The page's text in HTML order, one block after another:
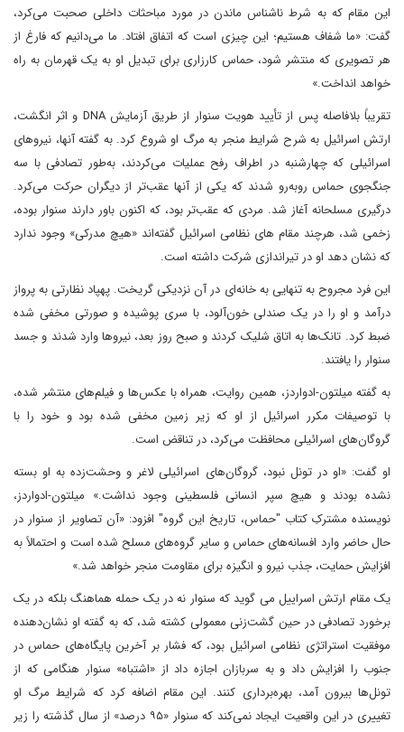
این مقام که به شرط ناشناس ماندن در مورد مباحثات داخلی صحبت می‌کرد،
گفت: «ما شفاف هستیم؛ این چیزی است که اتفاق افتاد. ما می‌دانیم که فارغ از
هر تصویری که منتشر شود، حماس کارزاری برای تبدیل او به یک قهرمان به راه
خواهد انداخت.»
تقریباً بلافاصله پس از تأیید هویت سنوار از طریق آزمایش DNA و اثر انگشت،
ارتش اسرائیل به شرح شرایط منجر به مرگ او شروع کرد. به گفته آنها، نیروهای
اسرائیلی که چهارشنبه در اطراف رفح عملیات می‌کردند، به‌طور تصادفی با سه
جنگجوی حماس روبه‌رو شدند که یکی از آنها عقب‌تر از دیگران حرکت می‌کرد.
درگیری مسلحانه آغاز شد. مردی که عقب‌تر بود، که اکنون باور دارند سنوار بوده،
زخمی شد، هرچند مقام های نظامی اسرائیل گفته‌اند «هیچ مدرکی» وجود ندارد
که نشان دهد او در تیراندازی شرکت داشته است.
این فرد مجروح به تنهایی به خانه‌ای در آن نزدیکی گریخت. پهپاد نظارتی به پرواز
درآمد و او را در یک صندلی خون‌آلود، با سری پوشیده و صورتی مخفی شده
ضبط کرد. تانک‌ها به اتاق شلیک کردند و صبح روز بعد، نیروها وارد شدند و جسد
سنوار را یافتند.
به گفته میلتون-ادواردز، همین روایت، همراه با عکس‌ها و فیلم‌های منتشر شده،
با توصیفات مکرر اسرائیل از او که زیر زمین مخفی شده بود و خود را با
گروگان‌های اسرائیلی محافظت می‌کرد، در تناقض است.
او گفت: «او در تونل نبود، گروگان‌های اسرائیلی لاغر و وحشت‌زده‌ به او بسته
نشده بودند و هیچ سپر انسانی فلسطینی وجود نداشت.» میلتون-ادواردز،
نویسنده مشترکِ کتاب "حماس، تاریخ این گروه" افزود: «آن تصاویر از سنوار در
حال حاضر وارد افسانه‌های حماس و سایر گروه‌های مسلح شده است و احتمالاً به
افزایش حمایت، جذب نیرو و انگیزه برای مقاومت منجر خواهد شد.»
یک مقام ارتش اسراییل می گوید که سنوار نه در یک حمله هماهنگ بلکه در یک
برخورد تصادفی در حین گشت‌زنی معمولی کشته شد، که به گفته او نشان‌دهنده
موفقیت استراتژی نظامی اسرائیل بود، که فشار بر آخرین پایگاه‌های حماس در
جنوب را افزایش داد و به سربازان اجازه داد از «اشتباه» سنوار هنگامی که از
تونل‌ها بیرون آمد، بهره‌برداری کنند. این مقام اضافه کرد که شرایط مرگ او
تغییری در این واقعیت ایجاد نمی‌کند که سنوار «۹۵ درصد» از سال گذشته را زیر